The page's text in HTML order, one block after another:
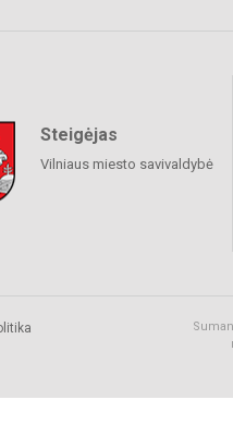
Steigėjas
Vilniaus miesto savivaldybė